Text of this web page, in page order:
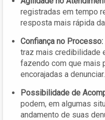
registradas em tempo
resposta mais rápida
Confiança no Processo:
traz mais credibilidade
fazendo com que mais
encorajadas a denunciar.
Possibilidade de
podem, em algumas
andamento de suas